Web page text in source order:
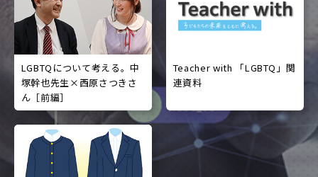
LGBTQについて考える。中
塚幹也先生×西原さつきさ
ん［前編］
Teacher with 「LGBTQ」関
連資料